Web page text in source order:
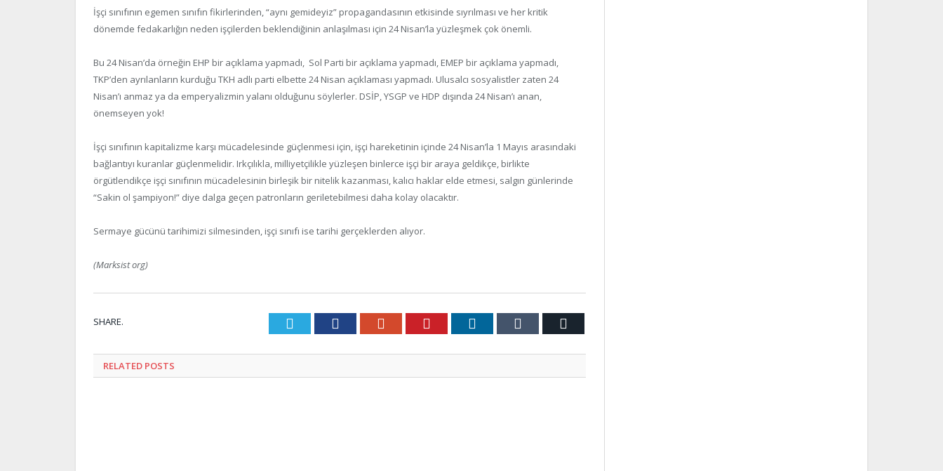
İşçi sınıfının egemen sınıfın fikirlerinden, “aynı gemideyiz” propagandasının etkisinde sıyrılması ve her kritik
dönemde fedakarlığın neden işçilerden beklendiğinin anlaşılması için 24 Nisan’la yüzleşmek çok önemli.
Bu 24 Nisan’da örneğin EHP bir açıklama yapmadı, Sol Parti bir açıklama yapmadı, EMEP bir açıklama yapmadı,
TKP’den ayrılanların kurduğu TKH adlı parti elbette 24 Nisan açıklaması yapmadı. Ulusalcı sosyalistler zaten 24
Nisan’ı anmaz ya da emperyalizmin yalanı olduğunu söylerler. DSİP, YSGP ve HDP dışında 24 Nisan’ı anan,
önemseyen yok!
İşçi sınıfının kapitalizme karşı mücadelesinde güçlenmesi için, işçi hareketinin içinde 24 Nisan’la 1 Mayıs arasındaki
bağlantıyı kuranlar güçlenmelidir. Irkçılıkla, milliyetçilikle yüzleşen binlerce işçi bir araya geldikçe, birlikte
örgütlendikçe işçi sınıfının mücadelesinin birleşik bir nitelik kazanması, kalıcı haklar elde etmesi, salgın günlerinde
“Sakin ol şampiyon!” diye dalga geçen patronların geriletebilmesi daha kolay olacaktır.
Sermaye gücünü tarihimizi silmesinden, işçi sınıfı ise tarihi gerçeklerden alıyor.
(Marksist org)
SHARE. Twitter Facebook Google+ Pinterest LinkedIn Tumblr
RELATED POSTS